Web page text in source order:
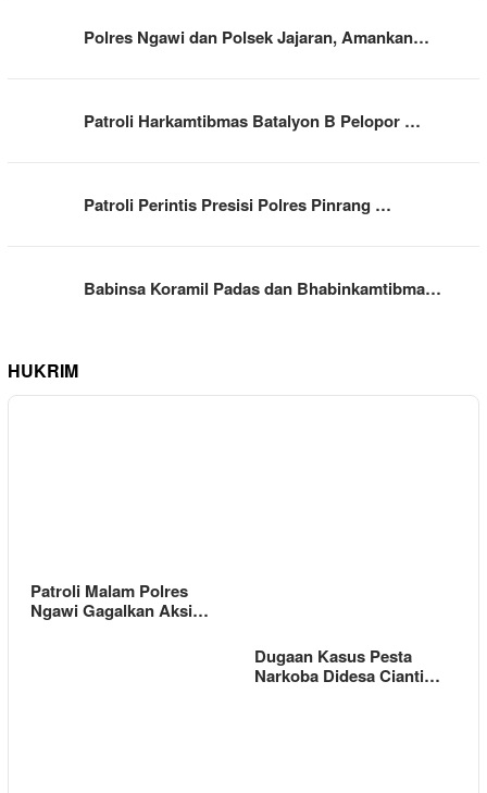
Polres Ngawi dan Polsek Jajaran, Amankan…
Patroli Harkamtibmas Batalyon B Pelopor …
Patroli Perintis Presisi Polres Pinrang …
Babinsa Koramil Padas dan Bhabinkamtibma…
HUKRIM
Patroli Malam Polres
Ngawi Gagalkan Aksi…
Dugaan Kasus Pesta
Narkoba Didesa Cianti…